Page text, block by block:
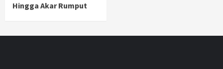
Hingga Akar Rumput